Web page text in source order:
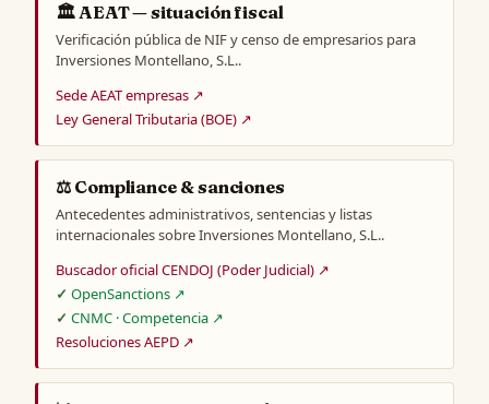
🏛️ AEAT — situación fiscal
Verificación pública de NIF y censo de empresarios para
Inversiones Montellano, S.L..
Sede AEAT empresas ↗
Ley General Tributaria (BOE) ↗
⚖️ Compliance & sanciones
Antecedentes administrativos, sentencias y listas
internacionales sobre Inversiones Montellano, S.L..
Buscador oficial CENDOJ (Poder Judicial) ↗
OpenSanctions ↗
CNMC · Competencia ↗
Resoluciones AEPD ↗